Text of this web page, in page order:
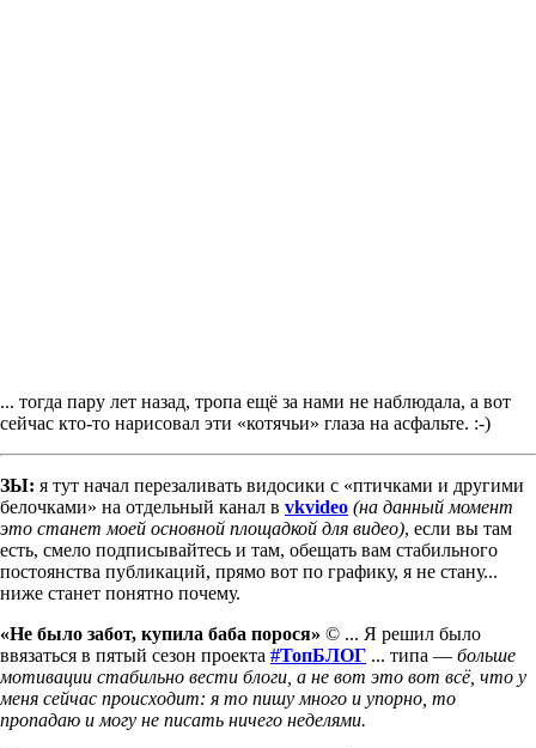
... тогда пару лет назад, тропа ещё за нами не наблюдала, а вот
сейчас кто-то нарисовал эти «котячьи» глаза на асфальте. :-)
ЗЫ: я тут начал перезаливать видосики с «птичками и другими
белочками» на отдельный канал в vkvideo (на данный момент
это станет моей основной площадкой для видео), если вы там
есть, смело подписывайтесь и там, обещать вам стабильного
постоянства публикаций, прямо вот по графику, я не стану...
ниже станет понятно почему.
«Не было забот, купила баба порося» © ... Я решил было
ввязаться в пятый сезон проекта #ТопБЛОГ ... типа — больше
мотивации стабильно вести блоги, а не вот это вот всё, что у
меня сейчас происходит: я то пишу много и упорно, то
пропадаю и могу не писать ничего неделями.